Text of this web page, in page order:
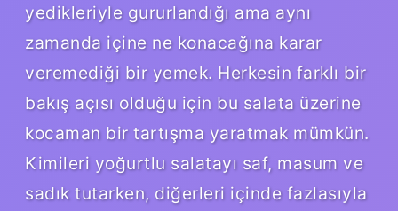
yedikleriyle gururlandığı ama aynı
zamanda içine ne konacağına karar
veremediği bir yemek. Herkesin farklı bir
bakış açısı olduğu için bu salata üzerine
kocaman bir tartışma yaratmak mümkün.
Kimileri yoğurtlu salatayı saf, masum ve
sadık tutarken, diğerleri içinde fazlasıyla